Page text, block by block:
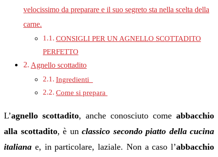
velocissimo da preparare e il suo segreto sta nella scelta della
carne.
CONSIGLI PER UN AGNELLO SCOTTADITO
PERFETTO
Agnello scottadito
Ingredienti
Come si prepara
L’agnello scottadito, anche conosciuto come abbacchio
alla scottadito, è un classico secondo piatto della cucina
italiana e, in particolare, laziale. Non a caso l’abbacchio